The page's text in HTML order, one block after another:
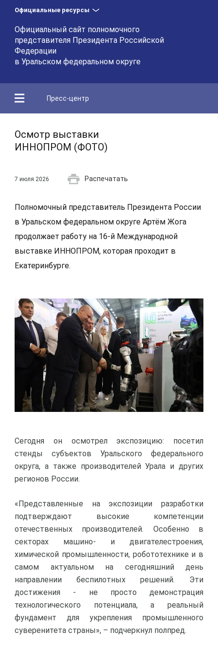
Официальные ресурсы
Официальный сайт полномочного
представителя Президента Российской
Федерации
в Уральском федеральном округе
Пресс-центр
Осмотр выставки
ИННОПРОМ (ФОТО)
7 июля 2026 Распечатать
Полномочный представитель Президента России
в Уральском федеральном округе Артём Жога
продолжает работу на 16-й Международной
выставке ИННОПРОМ, которая проходит в
Екатеринбурге.
Сегодня он осмотрел экспозицию: посетил
стенды субъектов Уральского федерального
округа, а также производителей Урала и других
регионов России.
«Представленные на экспозиции разработки
подтверждают высокие компетенции
отечественных производителей. Особенно в
секторах машино- и двигателестроения,
химической промышленности, робототехнике и в
самом актуальном на сегодняшний день
направлении беспилотных решений. Эти
достижения - не просто демонстрация
технологического потенциала, а реальный
фундамент для укрепления промышленного
суверенитета страны», – подчеркнул полпред.